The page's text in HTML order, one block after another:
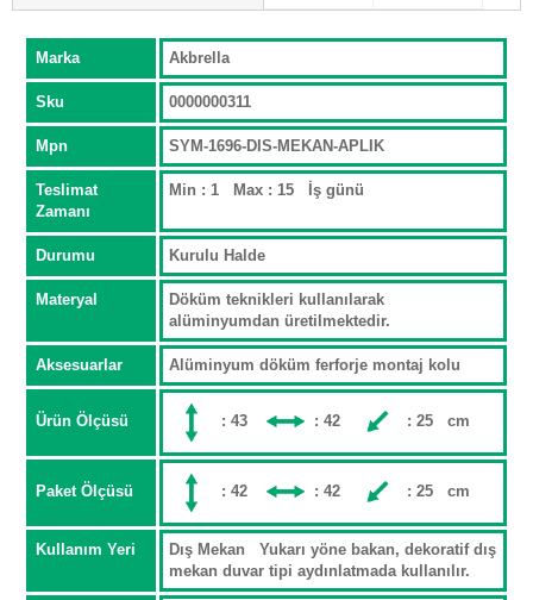
Marka Akbrella
Sku 0000000311
Mpn SYM-1696-DIS-MEKAN-APLIK
Teslimat
Zamanı
Min : 1 Max : 15 İş günü
Durumu Kurulu Halde
Materyal
Döküm teknikleri kullanılarak
alüminyumdan üretilmektedir.
Aksesuarlar Alüminyum döküm ferforje montaj kolu
Ürün Ölçüsü : 43 : 42 : 25 cm
Paket Ölçüsü : 42 : 42 : 25 cm
Kullanım Yeri
Dış Mekan Yukarı yöne bakan, dekoratif dış
mekan duvar tipi aydınlatmada kullanılır.